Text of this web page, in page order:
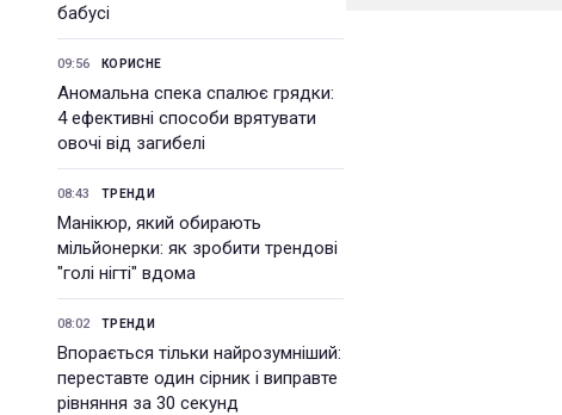
бабусі
09:56 КОРИСНЕ
Аномальна спека спалює грядки:
4 ефективні способи врятувати
овочі від загибелі
08:43 ТРЕНДИ
Манікюр, який обирають
мільйонерки: як зробити трендові
"голі нігті" вдома
08:02 ТРЕНДИ
Впорається тільки найрозумніший:
переставте один сірник і виправте
рівняння за 30 секунд